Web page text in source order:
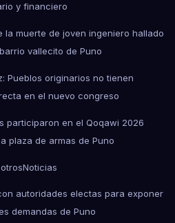
y financiero
muerte de joven ingeniero hallado
vallecito de Puno
Pueblos originarios no tienen
en el nuevo congreso
participaron en el Qoqawi 2026
plaza de armas de Puno
Noticias
autoridades electas para exponer
demandas de Puno